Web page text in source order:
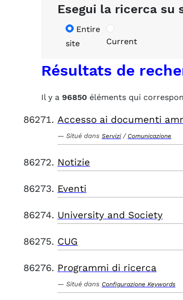
Esegui la ricerca su
Entire
site
Current
Résultats de
Il y a 96850 éléments qui
Accesso ai documenti
Situé dans Servizi / Comunicazione
Notizie
Eventi
University and Society
CUG
Programmi di ricerca
Situé dans Configurazione Keywords